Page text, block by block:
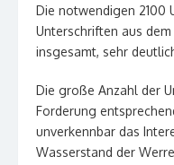
Die notwendigen 2100
Unterschriften aus
insgesamt, sehr
Die große Anzahl der
Forderung
unverkennbar das
Wasserstand der